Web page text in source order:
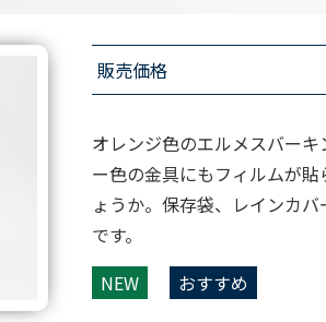
販売価格
オレンジ色のエルメスバー
ー色の金具にもフィルムが
ょうか。保存袋、レインカ
です。
NEW
おすすめ